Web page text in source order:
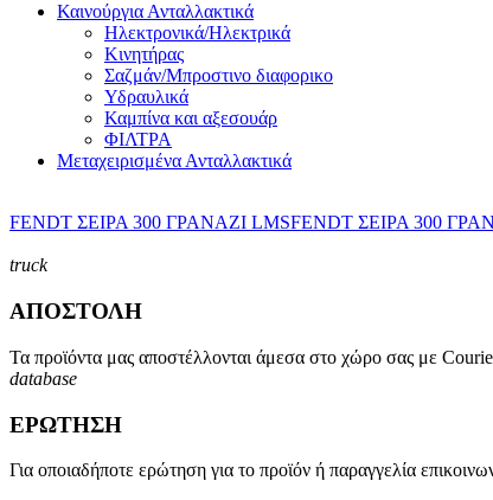
Καινούργια Ανταλλακτικά
Ηλεκτρονικά/Ηλεκτρικά
Κινητήρας
Σαζμάν/Μπροστινο διαφορικο
Υδραυλικά
Καμπίνα και αξεσουάρ
ΦΙΛΤΡΑ
Μεταχειρισμένα Ανταλλακτικά
FENDT ΣΕΙΡΑ 300 ΓΡΑΝΑΖΙ LMSFENDT ΣΕΙΡΑ 300
truck
ΑΠΟΣΤΟΛΗ
Τα προϊόντα μας αποστέλλονται άμεσα στο χώρο σας με
database
ΕΡΩΤΗΣΗ
Για οποιαδήποτε ερώτηση για το προϊόν ή παραγγελία